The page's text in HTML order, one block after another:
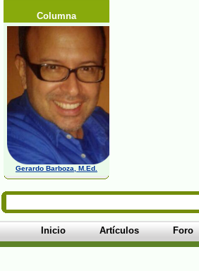
Columna
Gerardo Barboza, M.Ed.
Inicio Artículos Foro